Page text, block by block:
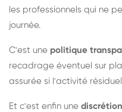
les professionnels qui ne
journée.
C'est une politique
recadrage éventuel sur
assurée si l'activité
Et c'est enfin une discrétion